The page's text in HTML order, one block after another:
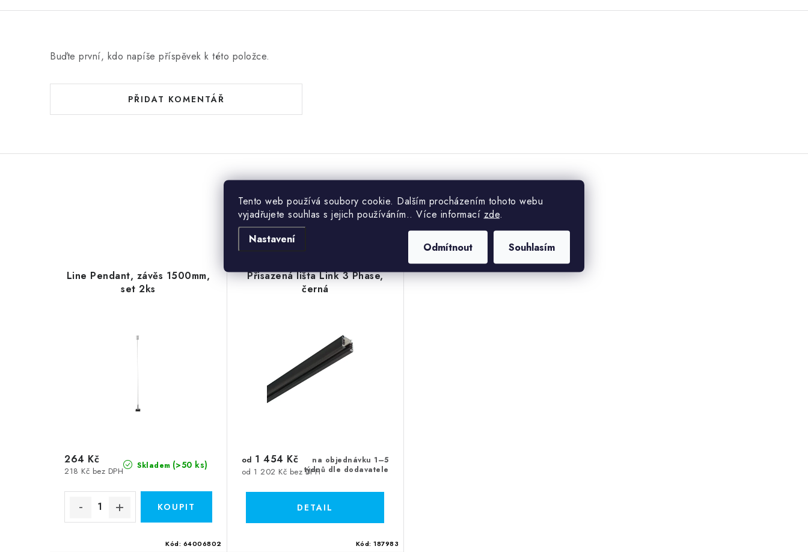
Tento web používá soubory cookie. Dalším procházením tohoto webu
vyjadřujete souhlas s jejich používáním.. Více informací zde.
Nastavení
Odmítnout Souhlasím
Buďte první, kdo napíše příspěvek k této položce.
PŘIDAT KOMENTÁŘ
Podobné produkty
Line Pendant, závěs 1500mm,
set 2ks
Skladem (>50 ks)
218 Kč bez DPH
264 Kč
Kód: 64006802
Přisazená lišta Link 3 Phase,
černá
na objednávku 1–5
týdnů dle dodavatele
od 1 202 Kč bez DPH
od 1 454 Kč
Kód: 187983